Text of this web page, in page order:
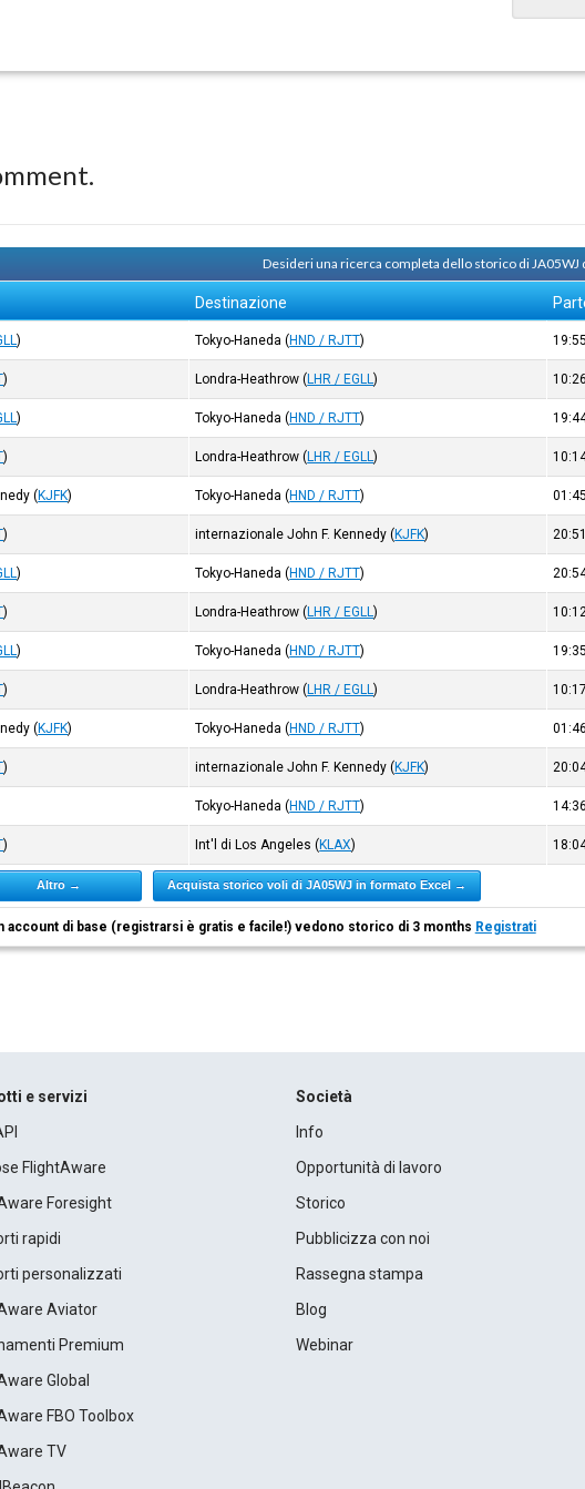
Desideri una ricerca completa dello storico di JA05WJ
Destinazione
) Tokyo-Haneda (HND / RJTT) 19:55
) Londra-Heathrow (LHR / EGLL)
) Tokyo-Haneda (HND / RJTT)
) Londra-Heathrow (LHR / EGLL)
(KJFK) Tokyo-Haneda (HND / RJTT) 01:45
) internazionale John F. Kennedy (KJFK)
) Tokyo-Haneda (HND / RJTT)
) Londra-Heathrow (LHR / EGLL)
) Tokyo-Haneda (HND / RJTT) 19:35
) Londra-Heathrow (LHR / EGLL)
(KJFK) Tokyo-Haneda (HND / RJTT) 01:46
) internazionale John F. Kennedy (KJFK)
Tokyo-Haneda (HND / RJTT) 14:36
) Int'l di Los Angeles (KLAX)
Altro → Acquista storico voli di JA05WJ in formato Excel →
account di base (registrarsi è gratis e facile!) vedono storico di 3 months Registrati
e servizi
FlightAware
Foresight
rapidi
personalizzati
Aviator
Premium
Global
FBO Toolbox
TV
Società
Info
Opportunità di lavoro
Storico
Pubblicizza con noi
Rassegna stampa
Blog
Webinar